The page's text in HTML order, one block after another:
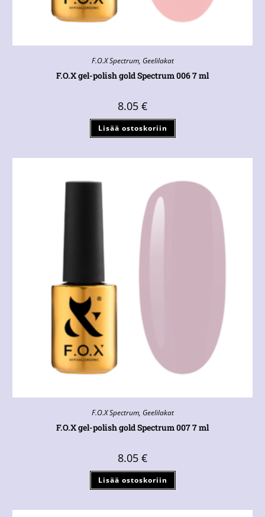
F.O.X Spectrum, Geelilakat
F.O.X gel-polish gold Spectrum 006 7 ml
8.05 €
Lisää ostoskoriin
F.O.X Spectrum, Geelilakat
F.O.X gel-polish gold Spectrum 007 7 ml
8.05 €
Lisää ostoskoriin